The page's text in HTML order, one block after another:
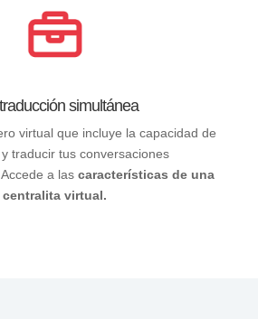
simultánea
virtual que incluye la capacidad de
traducir tus conversaciones
a lascaracterísticas de una
centralita virtual.